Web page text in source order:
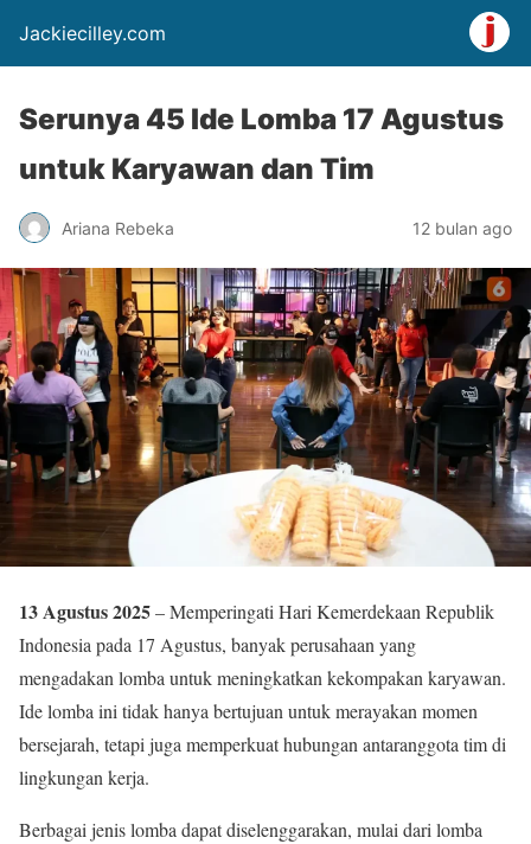
Jackiecilley.com
Serunya 45 Ide Lomba 17 Agustus
untuk Karyawan dan Tim
Ariana Rebeka 12 bulan ago
13 Agustus 2025– Memperingati Hari Kemerdekaan Republik
Indonesia pada 17 Agustus, banyak perusahaan yang
mengadakan lomba untuk meningkatkan kekompakan karyawan.
Ide lomba ini tidak hanya bertujuan untuk merayakan momen
bersejarah, tetapi juga memperkuat hubungan antaranggota tim di
lingkungan kerja.
Berbagai jenis lomba dapat diselenggarakan, mulai dari lomba